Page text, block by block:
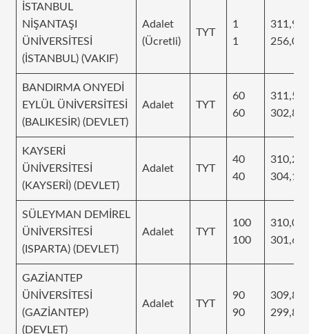
İSTANBUL
NİŞANTAŞI
ÜNİVERSİTESİ
(İSTANBUL) (VAKIF)
Adalet
(Ücretli)
TYT
1
1
256,08
BANDIRMA ONYEDİ
EYLÜL ÜNİVERSİTESİ
(BALIKESİR) (DEVLET)
Adalet TYT
60
60
KAYSERİ
ÜNİVERSİTESİ
(KAYSERİ) (DEVLET)
Adalet TYT
40
40
SÜLEYMAN DEMİREL
ÜNİVERSİTESİ
(ISPARTA) (DEVLET)
Adalet TYT
100
100
GAZİANTEP
ÜNİVERSİTESİ
(GAZİANTEP)
(DEVLET)
Adalet TYT
90
90